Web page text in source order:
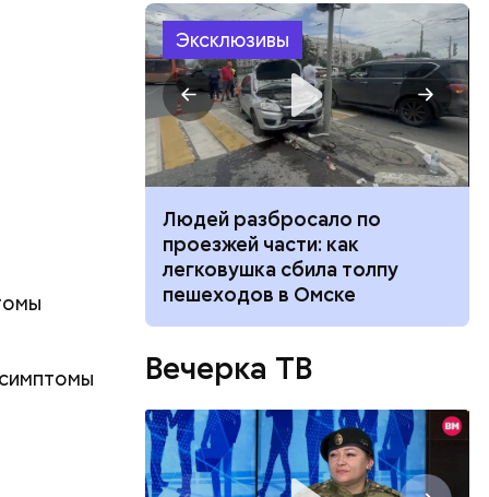
Эксклюзивы
Людей разбросало по
проезжей части: как
легковушка сбила толпу
пешеходов в Омске
Вечерка ТВ